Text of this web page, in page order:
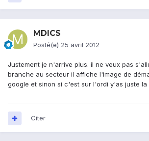
MDICS
Posté(e) 25 avril 2012
Justement je n'arrive plus. il ne veux pas
branche au secteur il affiche l'image de
google et sinon si c'est sur l'ordi y'as juste la
Citer